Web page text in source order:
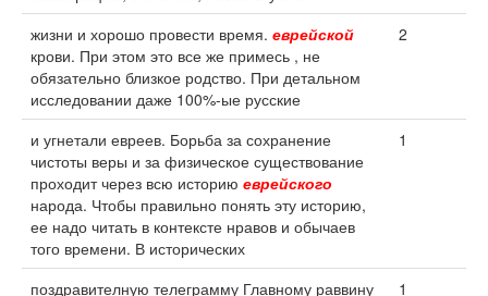
жизни и хорошо провести время. еврейской
крови. При этом это все же примесь , не
обязательно близкое родство. При детальном
исследовании даже 100%-ые русские
2
и угнетали евреев. Борьба за сохранение
чистоты веры и за физическое существование
проходит через всю историю еврейского
народа. Чтобы правильно понять эту историю,
ее надо читать в контексте нравов и обычаев
того времени. В исторических
1
поздравителную телеграмму Главному раввину
1